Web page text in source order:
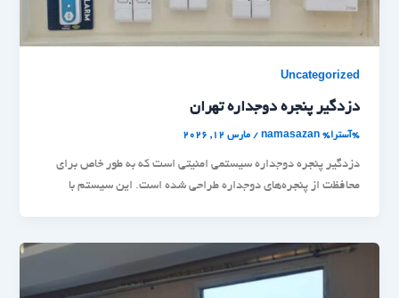
Uncategorized
دزدگیر پنجره دوجداره تهران
%آسترا% namasazan
/مارس 12, 2026
دزدگیر پنجره دوجداره سیستمی امنیتی است که به طور خاص برای
محافظت از پنجره‌های دوجداره طراحی شده است. این سیستم با